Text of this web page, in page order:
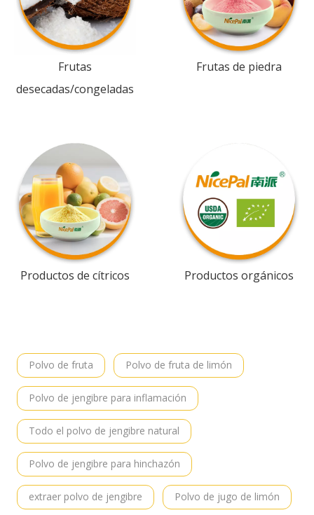
Frutas
desecadas/congeladas
Frutas de piedra
Productos de cítricos Productos orgánicos
Polvo de fruta Polvo de fruta de limón
Polvo de jengibre para inflamación
Todo el polvo de jengibre natural
Polvo de jengibre para hinchazón
extraer polvo de jengibre Polvo de jugo de limón